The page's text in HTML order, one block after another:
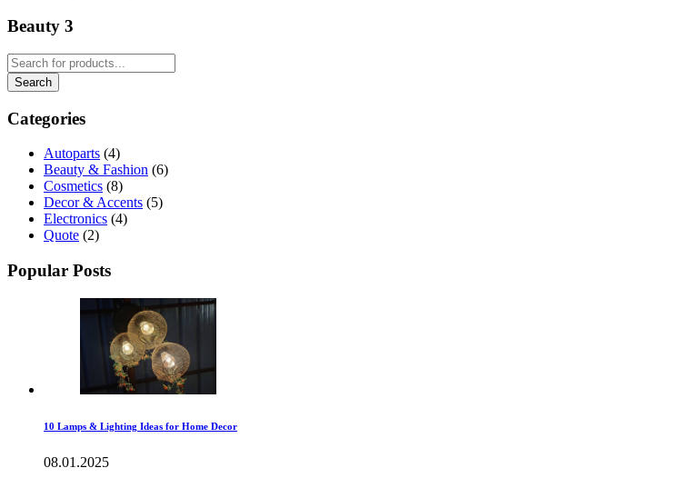
Beauty 3
Categories
Autoparts (4)
Beauty & Fashion (6)
Cosmetics (8)
Decor & Accents (5)
Electronics (4)
Quote (2)
Popular Posts
10 Lamps & Lighting Ideas for Home Decor
08.01.2025